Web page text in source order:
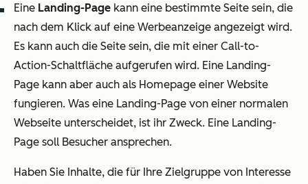
Eine Landing-Page kann eine bestimmte Seite sein, die
nach dem Klick auf eine Werbeanzeige angezeigt wird.
Es kann auch die Seite sein, die mit einer Call-to-
Action-Schaltfläche aufgerufen wird. Eine Landing-
Page kann aber auch als Homepage einer Website
fungieren. Was eine Landing-Page von einer normalen
Webseite unterscheidet, ist ihr Zweck. Eine Landing-
Page soll Besucher ansprechen.
Haben Sie Inhalte, die für Ihre Zielgruppe von Interesse